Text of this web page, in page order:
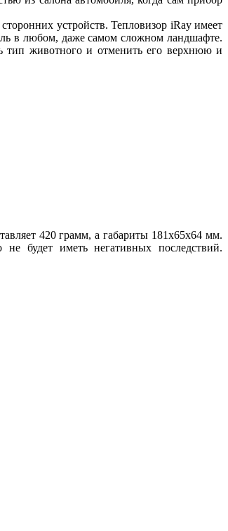
устройств. Тепловизор iRay имеет
в любом, даже самом сложном ландшафте.
тип животного и отменить его верхнюю и
420 грамм, а габариты 181x65x64 мм.
будет иметь негативных последствий.